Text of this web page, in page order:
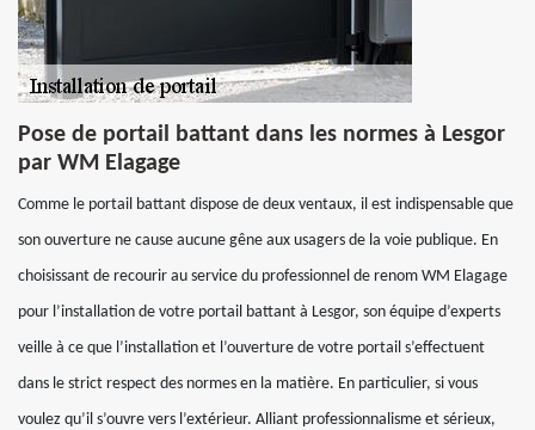
Pose de portail battant dans les normes à Lesgor
par WM Elagage
Comme le portail battant dispose de deux ventaux, il est indispensable que
son ouverture ne cause aucune gêne aux usagers de la voie publique. En
choisissant de recourir au service du professionnel de renom WM Elagage
pour l’installation de votre portail battant à Lesgor, son équipe d’experts
veille à ce que l’installation et l’ouverture de votre portail s’effectuent
dans le strict respect des normes en la matière. En particulier, si vous
voulez qu’il s’ouvre vers l’extérieur. Alliant professionnalisme et sérieux,